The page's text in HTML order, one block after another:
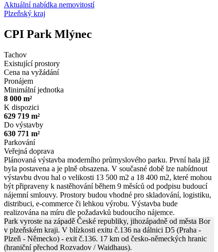
Aktuální nabídka nemovitostí
Plzeňský kraj
CPI Park Mlýnec
Tachov
Existující prostory
Cena na vyžádání
Pronájem
Minimální jednotka
8 000 m²
K dispozici
629 719 m²
Do výstavby
630 771 m²
Parkování
Veřejná doprava
Plánovaná výstavba moderního průmyslového parku. První hala již
byla postavena a je plně obsazena. V současné době lze nabídnout
výstavbu dvou hal o velikosti 13 500 m2 a 18 400 m2, které mohou
být připraveny k nastěhování během 9 měsíců od podpisu budoucí
nájemní smlouvy. Prostory budou vhodné pro skladování, logistiku,
distribuci, e-commerce či lehkou výrobu. Výstavba bude
realizována na míru dle požadavků budoucího nájemce.
Park vyroste na západě České republiky, jihozápadně od města Bor
v plzeňském kraji. V blízkosti exitu č.136 na dálnici D5 (Praha -
Plzeň - Německo) - exit č.136. 17 km od česko-německých hranic
(hraniční přechod Rozvadov / Waidhaus).